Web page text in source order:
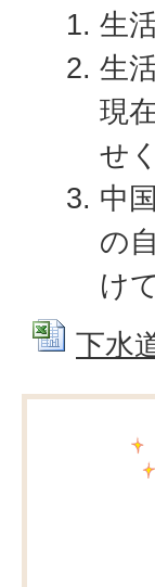
生
生
現
せ
中
の
け
下水